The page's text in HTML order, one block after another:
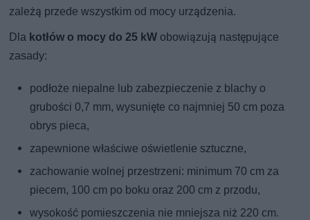
zależą przede wszystkim od mocy urządzenia.
Dla kotłów o mocy do 25 kW obowiązują następujące
zasady:
podłoże niepalne lub zabezpieczenie z blachy o
grubości 0,7 mm, wysunięte co najmniej 50 cm poza
obrys pieca,
zapewnione właściwe oświetlenie sztuczne,
zachowanie wolnej przestrzeni: minimum 70 cm za
piecem, 100 cm po boku oraz 200 cm z przodu,
wysokość pomieszczenia nie mniejsza niż 220 cm.